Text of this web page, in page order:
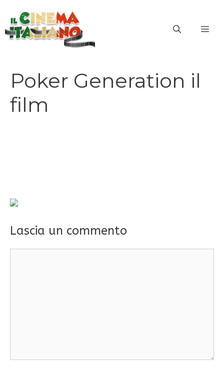
contenuto
Poker Generation il
film
Lascia un commento